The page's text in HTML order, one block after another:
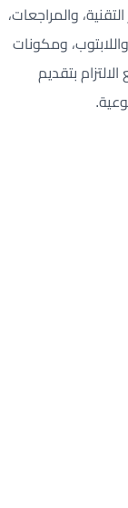
والمراجعات،
واللابتوب، ومكونات
بتقديم